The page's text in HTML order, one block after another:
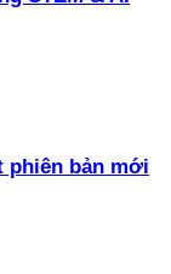
phiên bản mới